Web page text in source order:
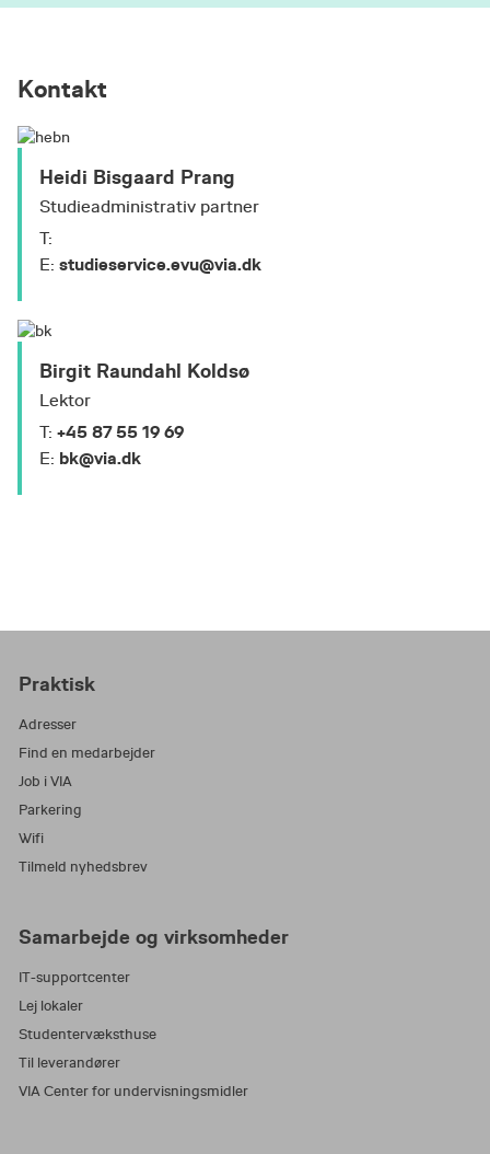
Kontakt
Heidi Bisgaard Prang
Studieadministrativ partner
T:
E: studieservice.evu@via.dk
Birgit Raundahl Koldsø
Lektor
T: +45 87 55 19 69
E: bk@via.dk
Praktisk
Adresser
Find en medarbejder
Job i VIA
Parkering
Wifi
Tilmeld nyhedsbrev
Samarbejde og virksomheder
IT-supportcenter
Lej lokaler
Studentervæksthuse
Til leverandører
VIA Center for undervisningsmidler